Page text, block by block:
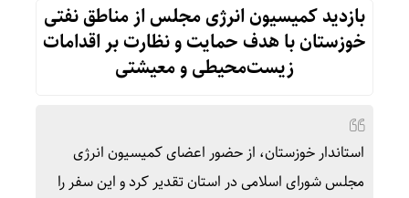
بازدید کمیسیون انرژی مجلس از مناطق نفتی
خوزستان با هدف حمایت و نظارت بر اقدامات
زیست‌محیطی و معیشتی
استاندار خوزستان، از حضور اعضای کمیسیون انرژی
مجلس شورای اسلامی در استان تقدیر کرد و این سفر را